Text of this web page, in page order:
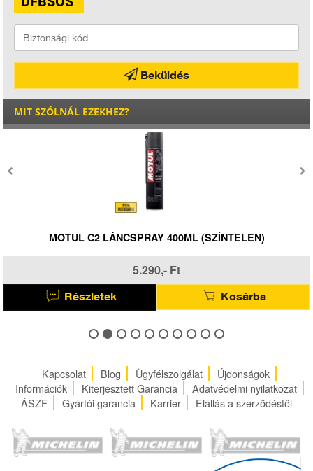
Beküldés
MIT SZÓLNÁL EZEKHEZ?
MOTUL C2 LÁNCSPRAY 400ML (SZÍNTELEN)
5.290,- Ft
Részletek Kosárba
Kapcsolat Blog Ügyfélszolgálat
Újdonságok
Információk
Kiterjesztett Garancia
Adatvédelmi nyilatkozat
ÁSZF
Gyártói garancia Karrier Elállás a szerződéstől